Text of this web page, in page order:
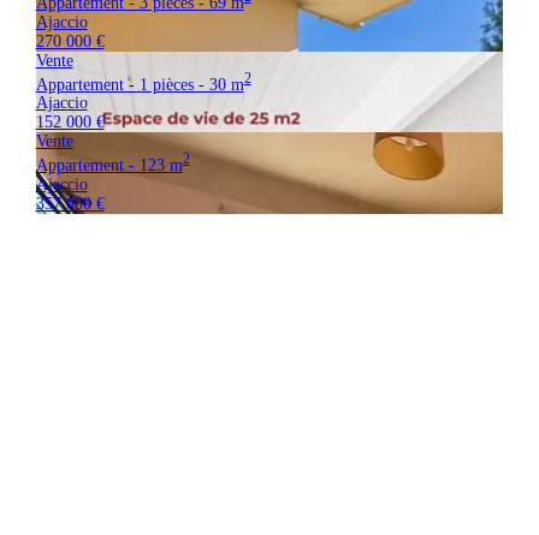
Ajaccio
270 000 €
Vente
Appartement - 1 pièces - 30 m2
Ajaccio
152 000 €
Vente
Appartement - 123 m2
Ajaccio
357 000 €